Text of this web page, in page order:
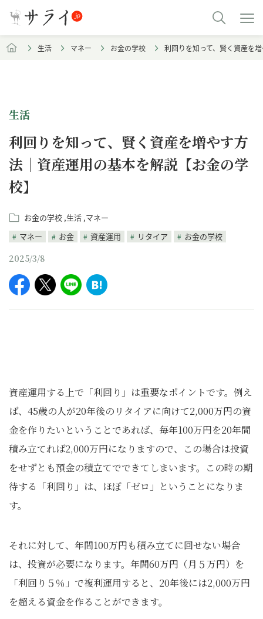
生活 マネー お金の学校 利回りを知って、賢く資産を
生活
利回りを知って、賢く資産を増やす方
法｜資産運用の基本を解説【お金の学
校】
お金の学校 生活 マネー
マネー
お金 資産運用 リタイア お金の学校
2025/3/8
資産運用する上で「利回り」は重要なポイントです。例え
ば、45歳の人が20年後のリタイアに向けて2,000万円の資
金を作りたいということであれば、毎年100万円を20年間
積み立てれば2,000万円になりますので、この場合は投資
をせずとも預金の積立てでできてしまいます。この時の期
待する「利回り」は、ほぼ「ゼロ」ということになりま
す。
それに対して、年間100万円も積み立てに回せない場合
は、投資が必要になります。年間60万円（月５万円）を
「利回り５％」で複利運用すると、20年後には2,000万円
を超える資金を作ることができます。